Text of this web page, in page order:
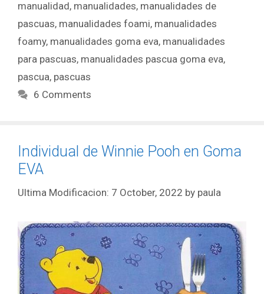
manualidad, manualidades, manualidades de
pascuas, manualidades foami, manualidades
foamy, manualidades goma eva, manualidades
para pascuas, manualidades pascua goma eva,
pascua, pascuas
6 Comments
Individual de Winnie Pooh en Goma
EVA
7 October, 2022 by paula